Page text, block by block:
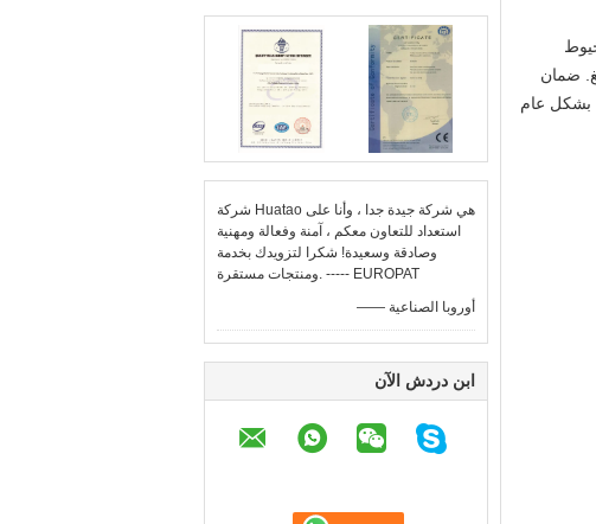
شركة Huatao هي شركة جيدة جدا ، وأنا على
استعداد للتعاون معكم ، آمنة وفعالة ومهنية
وصادقة وسعيدة! شكرا لتزويدك بخدمة
ومنتجات مستقرة. ----- EUROPAT
—— أوروبا الصناعية
ابن دردش الآن
ضمان
يمكن أن تصل بشكل عام